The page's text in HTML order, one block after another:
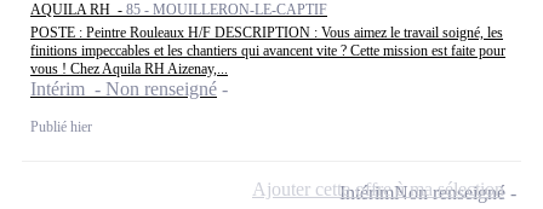
AQUILA RH - 85 - MOUILLERON-LE-CAPTIF
POSTE : Peintre Rouleaux H/F DESCRIPTION : Vous aimez le travail soigné, les
finitions impeccables et les chantiers qui avancent vite ? Cette mission est faite pour
vous ! Chez Aquila RH Aizenay,...
Intérim - Non renseigné
Publié hier
IntérimNon renseigné
Ajouter cette offre à ma sélection